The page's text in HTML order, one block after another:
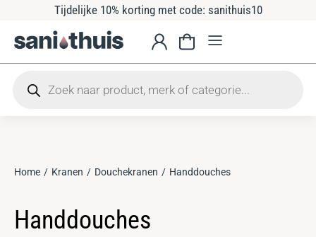
Tijdelijke 10% korting met code: sanithuis10
Je bent hier:
Home Kranen Douchekranen Handdouches
Handdouches